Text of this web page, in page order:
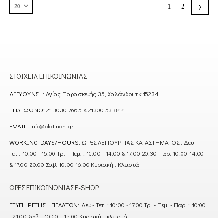
1 2
ΣΤΟΙΧΕΊΑ ΕΠΙΚΟΙΝΩΝΊΑΣ
ΔΙΕΎΘΥΝΣΗ: Αγίας Παρασκευής 35, Χαλάνδρι τκ 15234
ΤΗΛΈΦΩΝΟ: 21 3030 7665 & 21300 53 844
EMAIL: info@platinon.gr
WORKING DAYS/HOURS: ΩΡΕΣ ΛΕΙΤΟΥΡΓΙΑΣ ΚΑΤΑΣΤΗΜΑΤΟΣ : Δευ -
Τετ.: 10:00 - 15:00 Τρ. - Πεμ. : 10:00 - 14:00 & 17:00-20:30 Παρ: 10:00-14:00
& 17:00-20:00 Σαβ: 10:00-16:00 Κυριακή : Κλειστά
ΏΡΕΣ ΕΠΙΚΟΙΝΩΝΊΑΣ E-SHOP
ΕΞΥΠΗΡΈΤΗΣΗ ΠΕΛΑΤΏΝ: Δευ - Τετ. : 10:00 - 17:00 Τρ. - Πεμ. - Παρ. : 10:00
- 21:00 Σαβ. : 10:00 - 15:00 Κυριακή - κλειστά